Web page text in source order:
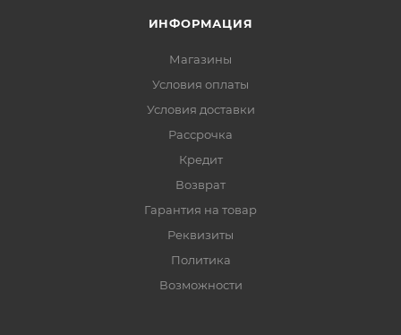
ИНФОРМАЦИЯ
Магазины
Условия оплаты
Условия доставки
Рассрочка
Кредит
Возврат
Гарантия на товар
Реквизиты
Политика
Возможности